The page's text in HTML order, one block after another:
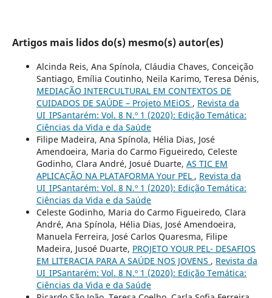
Artigos mais lidos do(s) mesmo(s) autor(es)
Alcinda Reis, Ana Spínola, Cláudia Chaves, Conceição
Santiago, Emília Coutinho, Neila Karimo, Teresa Dénis,
MEDIAÇÃO INTERCULTURAL EM CONTEXTOS DE
CUIDADOS DE SAÚDE – Projeto MEiOS , Revista da
UI_IPSantarém: Vol. 8 N.º 1 (2020): Edição Temática:
Ciências da Vida e da Saúde
Filipe Madeira, Ana Spínola, Hélia Dias, José
Amendoeira, Maria do Carmo Figueiredo, Celeste
Godinho, Clara André, Josué Duarte, AS TIC EM
APLICAÇÃO NA PLATAFORMA Your PEL , Revista da
UI_IPSantarém: Vol. 8 N.º 1 (2020): Edição Temática:
Ciências da Vida e da Saúde
Celeste Godinho, Maria do Carmo Figueiredo, Clara
André, Ana Spínola, Hélia Dias, José Amendoeira,
Manuela Ferreira, José Carlos Quaresma, Filipe
Madeira, Jusoé Duarte, PROJETO YOUR PEL- DESAFIOS
EM LITERACIA PARA A SAÚDE NOS JOVENS , Revista da
UI_IPSantarém: Vol. 8 N.º 1 (2020): Edição Temática:
Ciências da Vida e da Saúde